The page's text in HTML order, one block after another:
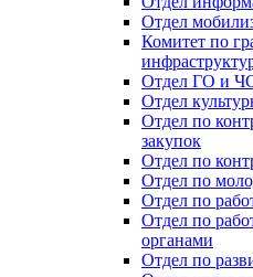
Отдел
Комитет по
Отдел ГО и
Отдел
Отдел по
закупок
Отдел по
Отдел по
Отдел по
Отдел по
органами
Отдел по